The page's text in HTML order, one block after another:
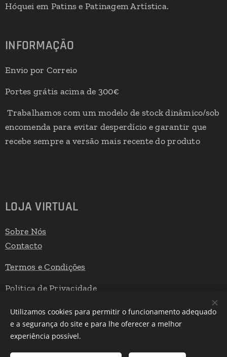
Hóquei em Patins e Patinagem Artística.
INFORMAÇÃO
Envio por Correio
Portes grátis acima de 300€
Trabalhamos com um modelo de stock dinâmico/sob
encomenda para evitar desperdício e garantir que
recebe sempre a versão mais recente do produto
LOJA VIRTUAL
Sobre Nós
Contacto
Termos e Condições
Politica de Privacidade
Livro de Reclamações
Desenvolvido porWebnode Cookies
Utilizamos cookies para permitir o funcionamento adequado
e a segurança do site e para lhe oferecer a melhor
experiência possível.